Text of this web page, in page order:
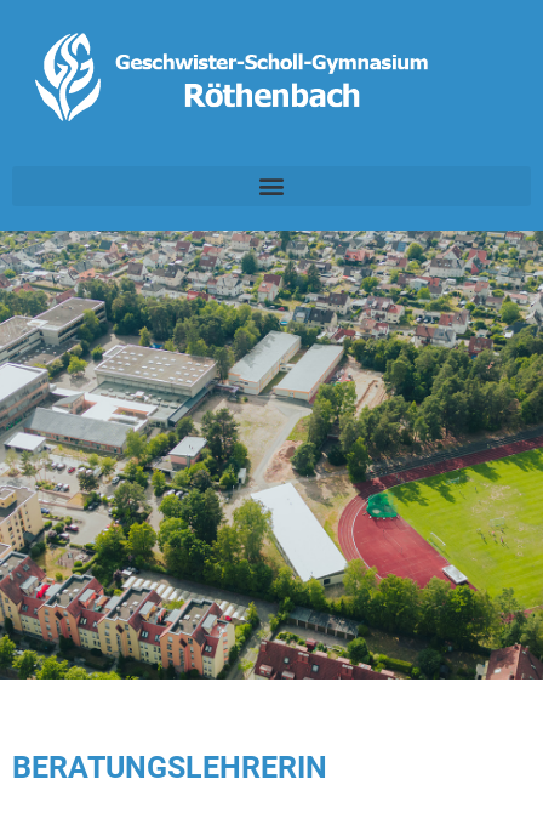
BERATUNGSLEHRERIN